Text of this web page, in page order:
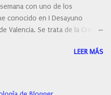
con uno de los
conocido en I Desayuno
Valencia. Se trata de la Crema
tanto en verano como en
LEER MÁS